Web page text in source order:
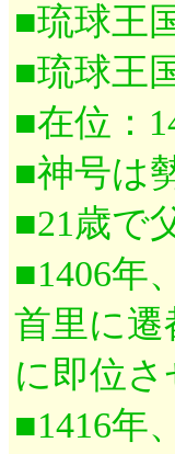
■琉球王
■琉球王
■在位：
■神号は
■21歳で
■1406年
首里に遷
に即位さ
■1416年